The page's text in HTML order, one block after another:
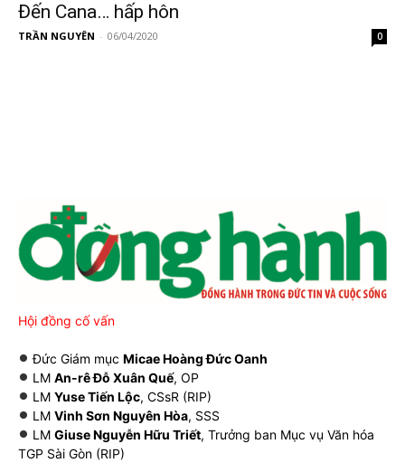
Đến Cana… hấp hôn
TRẦN NGUYÊN - 06/04/2020 0
Hội đồng cố vấn
Đức Giám mục Micae Hoàng Đức Oanh
LM An-rê Đỗ Xuân Quế, OP
LM Yuse Tiến Lộc, CSsR (RIP)
LM Vinh Sơn Nguyên Hòa, SSS
LM Giuse Nguyễn Hữu Triết, Trưởng ban Mục vụ Văn hóa
TGP Sài Gòn (RIP)